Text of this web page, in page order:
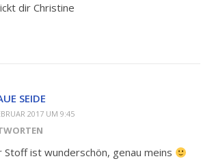
dir Christine
SEIDE
2017 UM 9:45
Stoff ist wunderschön, genau meins